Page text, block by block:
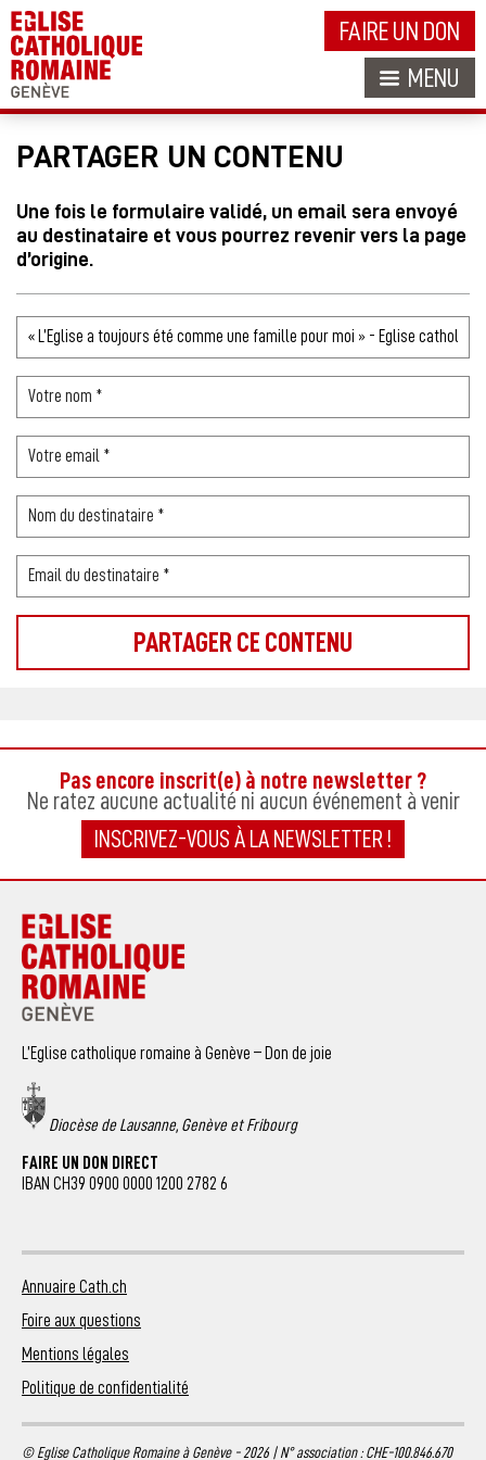
FAIRE UN DON
MENU
PARTAGER UN CONTENU
Une fois le formulaire validé, un email sera envoyé
au destinataire et vous pourrez revenir vers la page
d’origine.
Pas encore inscrit(e) à notre newsletter ?
Ne ratez aucune actualité ni aucun événement à venir
INSCRIVEZ-VOUS À LA NEWSLETTER !
L’Eglise catholique romaine à Genève – Don de joie
Diocèse de Lausanne, Genève et Fribourg
FAIRE UN DON DIRECT
IBAN CH39 0900 0000 1200 2782 6
Annuaire Cath.ch
Foire aux questions
Mentions légales
Politique de confidentialité
© Eglise Catholique Romaine à Genève - 2026 | N° association : CHE-100.846.670